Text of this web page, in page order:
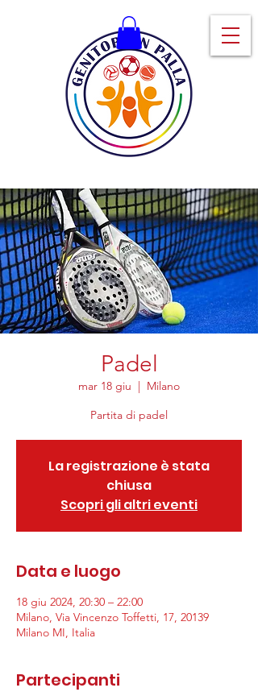
Padel
mar 18 giu
  |
Milano
Partita di padel
La registrazione è stata
chiusa
Scopri gli altri eventi
Data e luogo
18 giu 2024, 20:30 – 22:00
Milano, Via Vincenzo Toffetti, 17, 20139
Milano MI, Italia
Partecipanti